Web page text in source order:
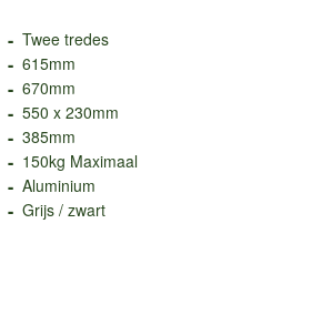
- Twee tredes
- 615mm
- 670mm
- 550 x 230mm
- 385mm
- 150kg Maximaal
- Aluminium
- Grijs / zwart